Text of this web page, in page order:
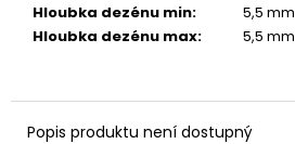
Hloubka dezénu min:
5,5 mm
Hloubka dezénu max: 5,5 mm
Popis produktu není dostupný
e
m